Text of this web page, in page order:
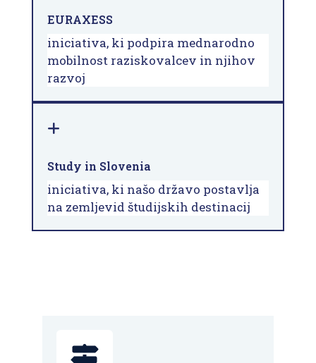
EURAXESS
iniciativa, ki podpira mednarodno
mobilnost raziskovalcev in njihov
razvoj
Study in Slovenia
iniciativa, ki našo državo postavlja
na zemljevid študijskih destinacij